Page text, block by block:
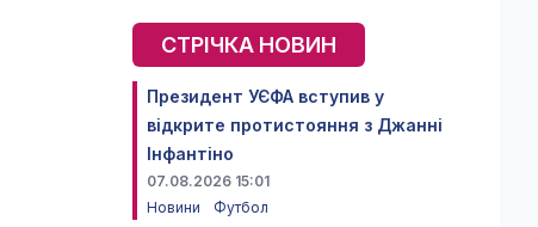
СТРІЧКА НОВИН
Президент УЄФА вступив у
відкрите протистояння з Джанні
Інфантіно
07.08.2026 15:01
Новини
Футбол